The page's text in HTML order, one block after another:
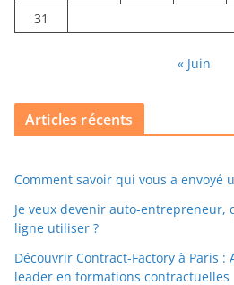
31
« Juin
Articles récents
Comment savoir qui vous a envoyé
Je veux devenir auto-entrepreneur,
ligne utiliser ?
Découvrir Contract-Factory à Paris :
leader en formations contractuelles